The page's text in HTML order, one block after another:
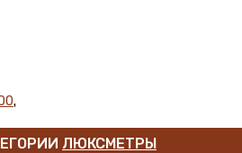
ЛЮКСМЕТРЫ